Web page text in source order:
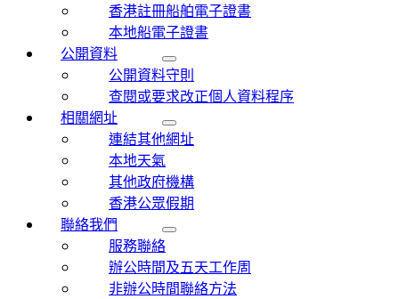
香港註冊船舶電子證書
本地船電子證書
公開資料
公開資料守則
查閱或要求改正個人資料程序
相關網址
連結其他網址
本地天氣
其他政府機構
香港公眾假期
聯絡我們
服務聯絡
辦公時間及五天工作周
非辦公時間聯絡方法